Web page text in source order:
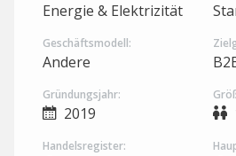
Energie & Elektrizität
Geschäftsmodell:
Andere
Gründungsjahr:
2019
Handelsregister: